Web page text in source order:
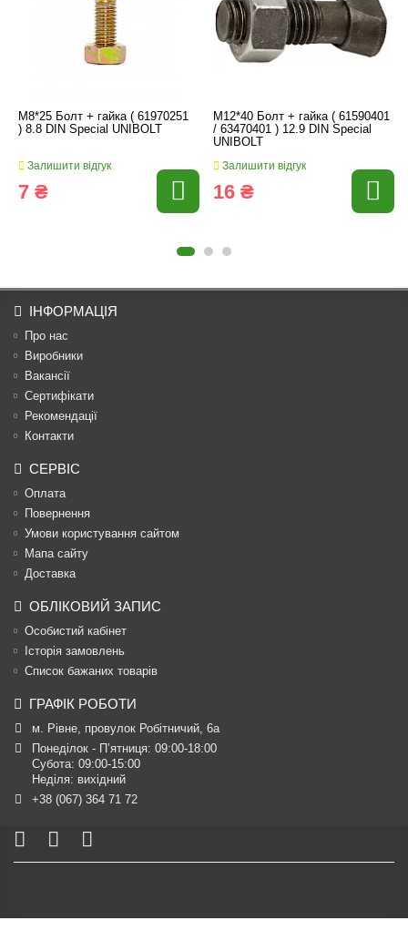
M8*25 Болт + гайка ( 61970251
) 8.8 DIN Special UNIBOLT
Залишити відгук
7 ₴
M12*40 Болт + гайка ( 61590401
/ 63470401 ) 12.9 DIN Special
UNIBOLT
Залишити відгук
16 ₴
ІНФОРМАЦІЯ
Про нас
Виробники
Вакансії
Сертифікати
Рекомендації
Контакти
СЕРВІС
Оплата
Повернення
Умови користування сайтом
Мапа сайту
Доставка
ОБЛІКОВИЙ ЗАПИС
Особистий кабінет
Історія замовлень
Список бажаних товарів
ГРАФІК РОБОТИ
м. Рівне, провулок Робітничий, 6а
Понеділок - П’ятниця: 09:00-18:00
Субота: 09:00-15:00
Неділя: вихідний
+38 (067) 364 71 72